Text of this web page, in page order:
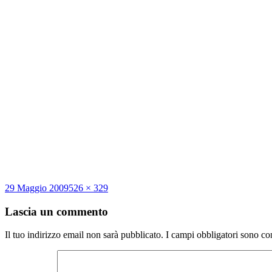
Scritto
29 Maggio 2009Dimensione
526 × 329
Lascia un commento
Il tuo indirizzo email non sarà pubblicato. I campi obbligatori sono